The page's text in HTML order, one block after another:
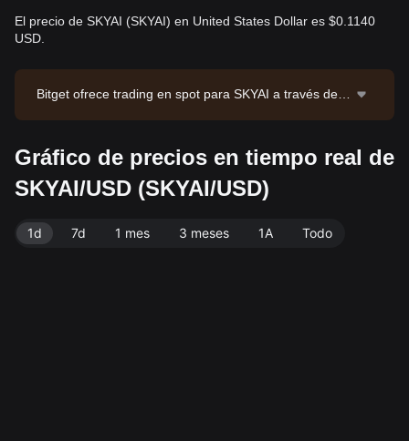
El precio de SKYAI (SKYAI) en United States Dollar es $0.1140
USD.
Bitget ofrece trading en spot para SKYAI a través del
oras de $8,625,239.12. SKYAI tiene una capitalización
de mercado de $114,013,850.76 y un suministro circu
lante de 1.00B SKYAI. Fuente de datos: exchange Bit
Gráfico de precios en tiempo real de
SKYAI/USD (SKYAI/USD)
1d 7d 1 mes 3 meses 1A Todo